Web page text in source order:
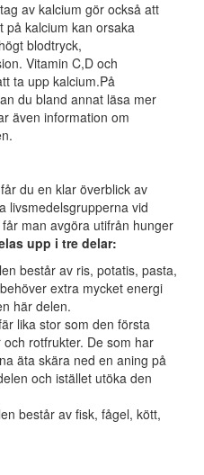
av kalcium gör också att
på kalcium kan orsaka
blodtryck,
Vitamin C,D och
ta upp kalcium.På
du bland annat läsa mer
även information om
du en klar överblick av
livsmedelsgrupperna vid
man avgöra utifrån hunger
upp i tre delar:
består av ris, potatis, pasta,
extra mycket energi
här delen.
lika stor som den första
rotfrukter. De som har
äta skära ned en aning på
och istället utöka den
består av fisk, fågel, kött,